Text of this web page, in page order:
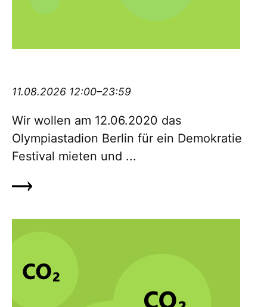
11.08.2026 12:00–23:59
Wir wollen am 12.06.2020 das
Olympiastadion Berlin für ein De­mo­kratie
Festival mieten und ...